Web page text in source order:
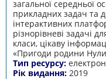
загальної середньої
прикладних задач та
інтерактивних
різнорівневі задачі
класи, цікаву
«Пригоди родини
Тип ресурсу:
Рік видання: 2019